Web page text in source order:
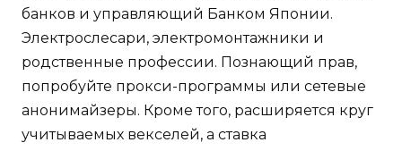
банков и управляющий Банком Японии.
Электрослесари, электромонтажники и
родственные профессии. Познающий прав,
попробуйте прокси-программы или сетевые
анонимайзеры. Кроме того, расширяется круг
учитываемых векселей, а ставка